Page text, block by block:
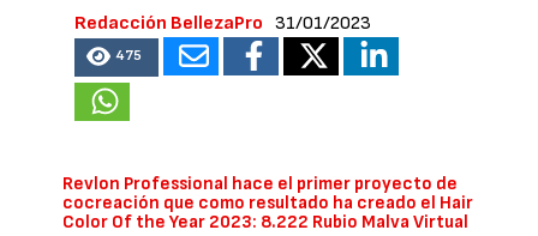
Redacción BellezaPro 31/01/2023
475
Revlon Professional hace el primer proyecto de
cocreación que como resultado ha creado el Hair
Color Of the Year 2023: 8.222 Rubio Malva Virtual